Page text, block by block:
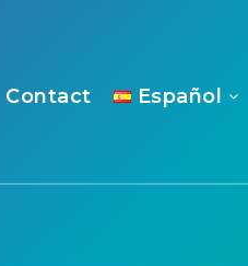
Contact Español